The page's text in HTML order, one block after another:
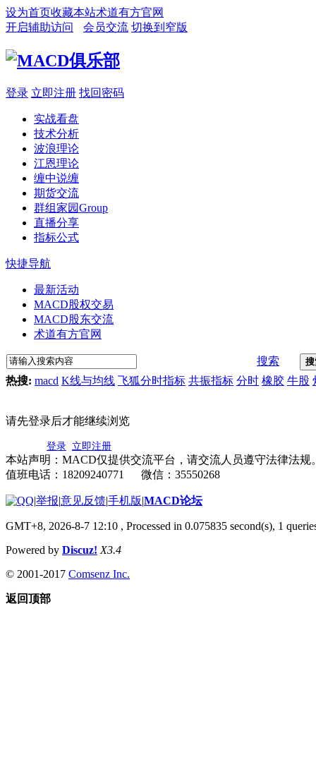
设为首页收藏本站术道有方官网
开启辅助访问
会员交流 切换到窄版
登录 立即注册 找回密码
实战看盘
技术分析
波浪理论
江恩理论
缠中说缠
期货交流
群组家园Group
直播分享
指标公式
快捷导航
最新活动
MACD股权交易
MACD股东交流
术道有方官网
搜索
热搜: macd K线与均线 飞狐分时指标 共振指标 分时 橡胶 牛股
请先登录后才能继续浏览
登录 立即注册
本站声明：MACD仅提供交流平台，请交流人员遵守法律法规
值班电话：18209240771 微信：35550268
|举报|意见反馈|手机版|MACD论坛
GMT+8, 2026-8-7 12:10 , Processed in 0.075835 second(s), 1
Powered by Discuz! X3.4
© 2001-2017 Comsenz Inc.
返回顶部